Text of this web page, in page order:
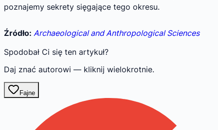
poznajemy sekrety sięgające tego okresu.
Źródło: Archaeological and Anthropological Sciences
Spodobał Ci się ten artykuł?
Daj znać autorowi — kliknij wielokrotnie.
Fajne